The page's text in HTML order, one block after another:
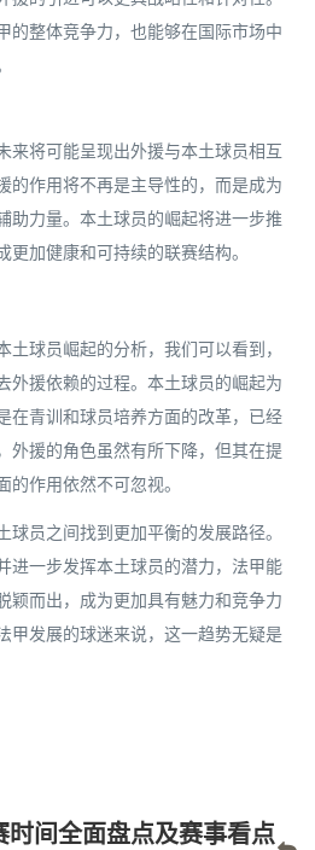
的整体竞争力，也能够在国际市场中
来将可能呈现出外援与本土球员相互
的作用将不再是主导性的，而是成为
助力量。本土球员的崛起将进一步推
加健康和可持续的联赛结构。
球员崛起的分析，我们可以看到，
外援依赖的过程。本土球员的崛起为
在青训和球员培养方面的改革，已经
外援的角色虽然有所下降，但其在提
作用依然不可忽视。
员之间找到更加平衡的发展路径。
进一步发挥本土球员的潜力，法甲能
颖而出，成为更加具有魅力和竞争力
甲发展的球迷来说，这一趋势无疑是
间全面盘点及赛事看点